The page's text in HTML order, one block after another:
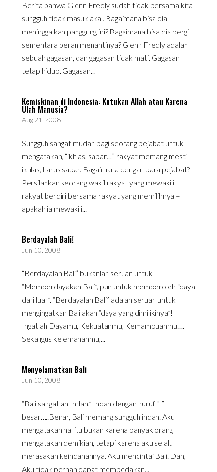
Berita bahwa Glenn Fredly sudah tidak bersama kita
sungguh tidak masuk akal. Bagaimana bisa dia
meninggalkan panggung ini? Bagaimana bisa dia pergi
sementara peran menantinya? Glenn Fredly adalah
sebuah gagasan, dan gagasan tidak mati. Gagasan
tetap hidup. Gagasan...
Kemiskinan di Indonesia: Kutukan Allah atau Karena
Ulah Manusia?
Aug 21, 2008
Sungguh sangat mudah bagi seorang pejabat untuk
mengatakan, “ikhlas, sabar…” rakyat memang mesti
ikhlas, harus sabar. Bagaimana dengan para pejabat?
Persilahkan seorang wakil rakyat yang mewakili
rakyat berdiri bersama rakyat yang memilihnya –
apakah ia mewakili...
Berdayalah Bali!
Jun 10, 2008
“Berdayalah Bali” bukanlah seruan untuk
“Memberdayakan Bali”, pun untuk memperoleh “daya
dari luar”. “Berdayalah Bali” adalah seruan untuk
mengingatkan Bali akan “daya yang dimilikinya”!
Ingatlah Dayamu, Kekuatanmu, Kemampuanmu….
Sekaligus kelemahanmu,...
Menyelamatkan Bali
Jun 10, 2008
“Bali sangatlah Indah,” Indah dengan huruf “I”
besar…..Benar, Bali memang sungguh indah. Aku
mengatakan hal itu bukan karena banyak orang
mengatakan demikian, tetapi karena aku selalu
merasakan keindahannya. Aku mencintai Bali. Dan,
Aku tidak pernah dapat membedakan...